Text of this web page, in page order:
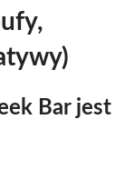
Bar jest